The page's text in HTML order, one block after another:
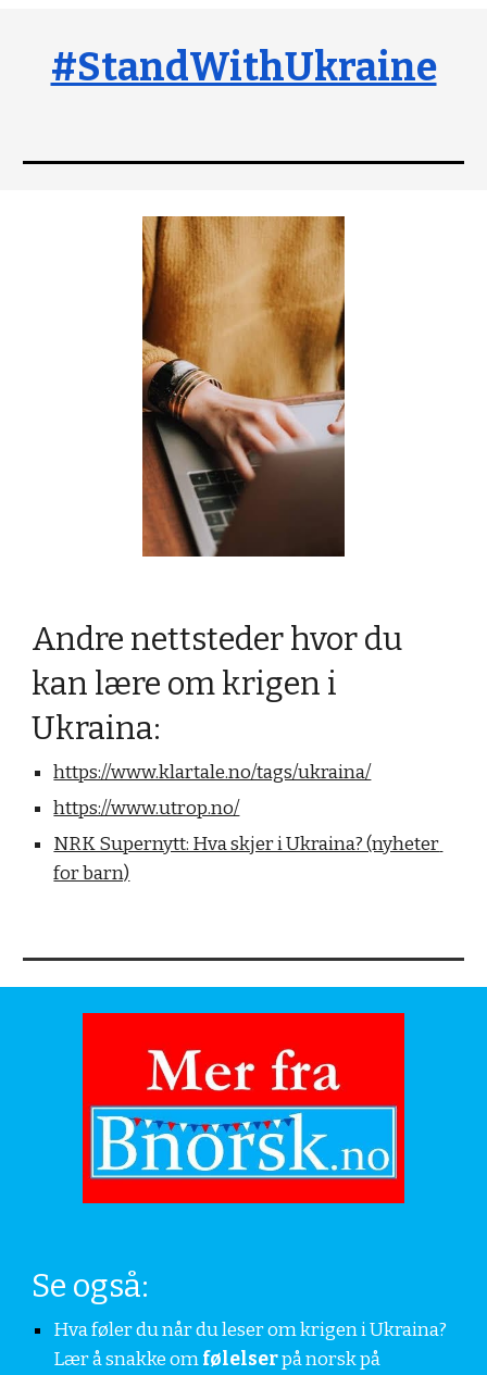
#StandWithUkraine
Andre nettsteder hvor du
kan lære om krigen i
Ukraina:
https://www.klartale.no/tags/ukraina/
https://www.utrop.no/
NRK Supernytt: Hva skjer i Ukraina? (nyheter
for barn)
Se også:
Hva føler du når du leser om krigen i Ukraina?
Lær å snakke om følelser